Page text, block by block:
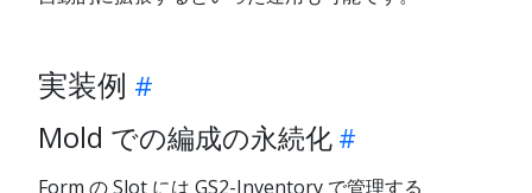
実装例
Mold での編成の永続化
Form の Slot には GS2-Inventory で管理する